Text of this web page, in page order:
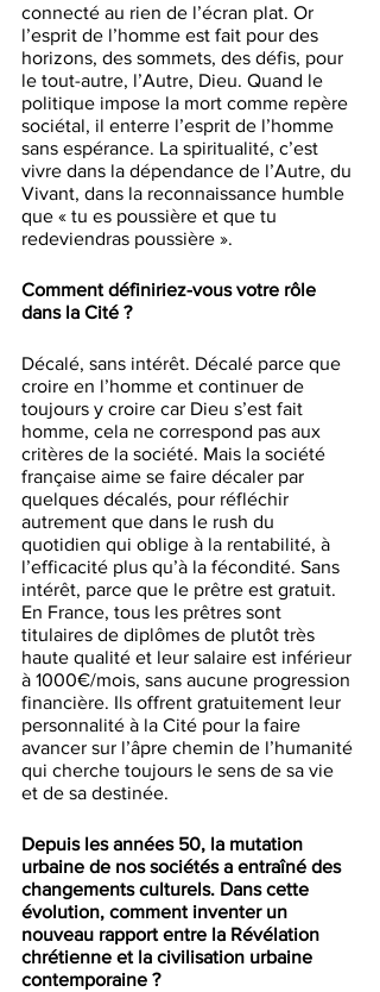
connecté au rien de l’écran plat. Or
l’esprit de l’homme est fait pour des
horizons, des sommets, des défis, pour
le tout-autre, l’Autre, Dieu. Quand le
politique impose la mort comme repère
sociétal, il enterre l’esprit de l’homme
sans espérance. La spiritualité, c’est
vivre dans la dépendance de l’Autre, du
Vivant, dans la reconnaissance humble
que « tu es poussière et que tu
redeviendras poussière ».
Comment définiriez-vous votre rôle
dans la Cité ?
Décalé, sans intérêt. Décalé parce que
croire en l’homme et continuer de
toujours y croire car Dieu s’est fait
homme, cela ne correspond pas aux
critères de la société. Mais la société
française aime se faire décaler par
quelques décalés, pour réfléchir
autrement que dans le rush du
quotidien qui oblige à la rentabilité, à
l’efficacité plus qu’à la fécondité. Sans
intérêt, parce que le prêtre est gratuit.
En France, tous les prêtres sont
titulaires de diplômes de plutôt très
haute qualité et leur salaire est inférieur
à 1000€/mois, sans aucune progression
financière. Ils offrent gratuitement leur
personnalité à la Cité pour la faire
avancer sur l’âpre chemin de l’humanité
qui cherche toujours le sens de sa vie
et de sa destinée.
Depuis les années 50, la mutation
urbaine de nos sociétés a entraîné des
changements culturels. Dans cette
évolution, comment inventer un
nouveau rapport entre la Révélation
chrétienne et la civilisation urbaine
contemporaine ?